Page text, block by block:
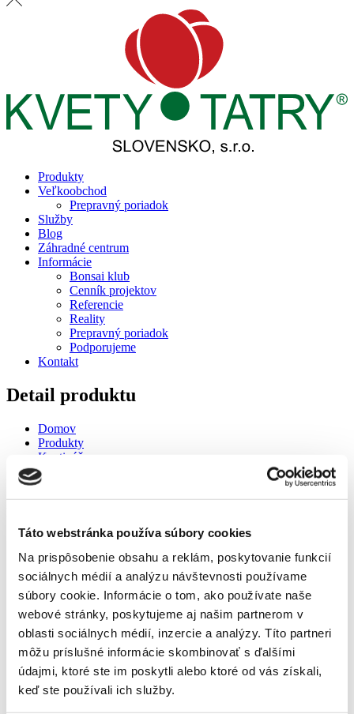
Táto webstránka používa súbory cookies
Na prispôsobenie obsahu a reklám, poskytovanie funkcií
sociálnych médií a analýzu návštevnosti používame
súbory cookie. Informácie o tom, ako používate naše
webové stránky, poskytujeme aj našim partnerom v
oblasti sociálnych médií, inzercie a analýzy. Títo partneri
môžu príslušné informácie skombinovať s ďalšími
údajmi, ktoré ste im poskytli alebo ktoré od vás získali,
keď ste používali ich služby.
Produkty
Veľkoobchod
Prepravný poriadok
Služby
Blog
Záhradné centrum
Informácie
Bonsai klub
Cenník projektov
Referencie
Reality
Prepravný poriadok
Podporujeme
Kontakt
Detail produktu
Domov
Produkty
Kvetináče
Plastové kvetináče
Hrantík samozavlažovací Bergamot 80cm
Produkty
Kvetináče
Plastové kvetináče
Hrantík samozavlažovací Bergamot 80cm